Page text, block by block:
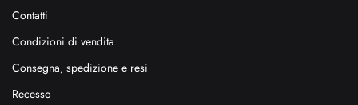
Contatti
Condizioni di vendita
Consegna, spedizione e resi
Recesso